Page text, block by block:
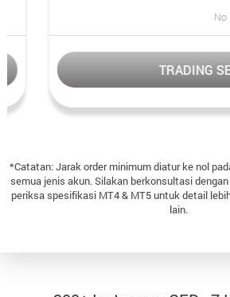
TRADING
*Catatan: Jarak order minimum diatur ke nol
semua jenis akun. Silakan berkonsultasi
periksa spesifikasi MT4 & MT5 untuk detail
lain.